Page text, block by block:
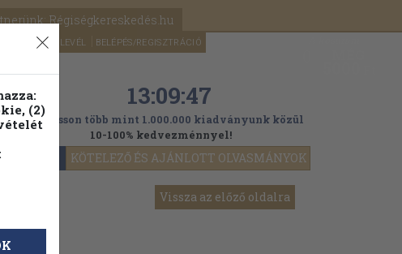
Régiségkereskedés.hu
HÍRLEVÉL BELÉPÉS/REGISZTRÁCIÓ
KÖTELEZŐ ÉS AJÁNLOTT OLVASMÁNYOK
13:09:45
Válogasson több mint 1.000.000 kiadványunk közül
10-100% kedvezménnyel!
Vissza az előző oldalra
(2)